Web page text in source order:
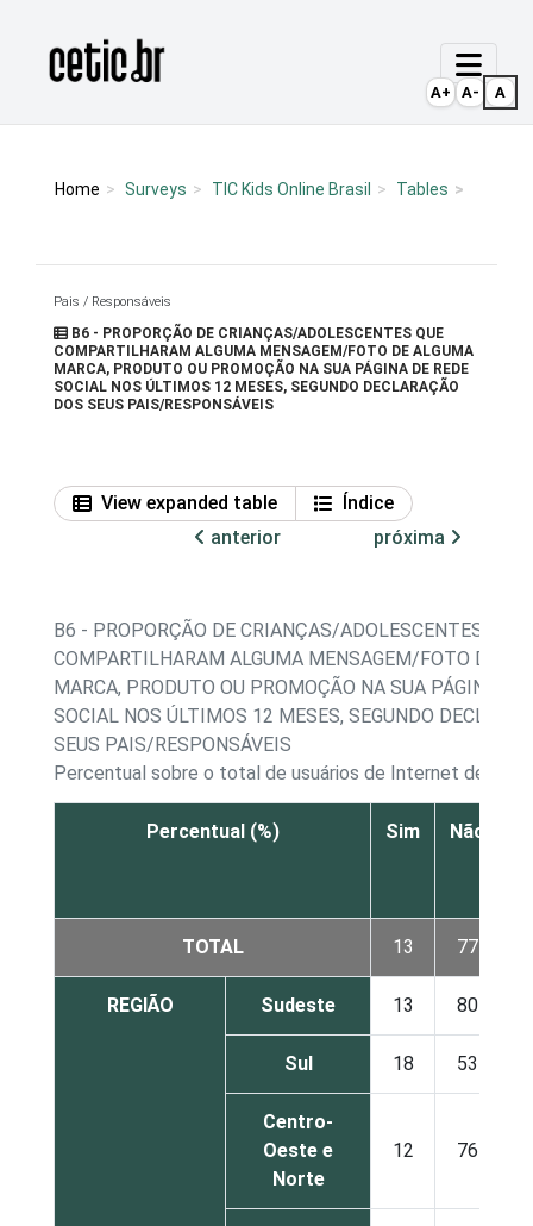
Página inicial
Home Surveys TIC Kids Online Brasil Tables
Pais / Responsáveis
B6 - PROPORÇÃO DE CRIANÇAS/ADOLESCENTES QUE
COMPARTILHARAM ALGUMA MENSAGEM/FOTO DE ALGUMA
MARCA, PRODUTO OU PROMOÇÃO NA SUA PÁGINA DE REDE
SOCIAL NOS ÚLTIMOS 12 MESES, SEGUNDO DECLARAÇÃO
DOS SEUS PAIS/RESPONSÁVEIS
View expanded table
Índice
anterior
próxima
B6 - PROPORÇÃO DE CRIANÇAS/ADOLESCENTES QUE
COMPARTILHARAM ALGUMA MENSAGEM/FOTO DE
MARCA, PRODUTO OU PROMOÇÃO NA SUA PÁGINA DE
SOCIAL NOS ÚLTIMOS 12 MESES, SEGUNDO
SEUS PAIS/RESPONSÁVEIS
Percentual sobre o total de usuários de Internet de 11 a
Percentual (%) Sim
Não
TOTAL 13 77
REGIÃO Sudeste 13 80
Sul 18 53
Centro-
Oeste e
Norte
12 76
A+ A- A